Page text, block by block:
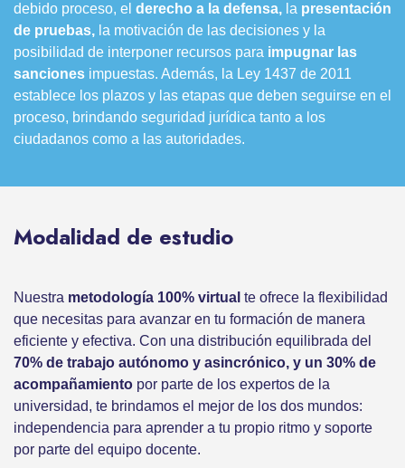
debido proceso, el derecho a la defensa, la presentación
de pruebas, la motivación de las decisiones y la
posibilidad de interponer recursos para impugnar las
sanciones impuestas. Además, la Ley 1437 de 2011
establece los plazos y las etapas que deben seguirse en el
proceso, brindando seguridad jurídica tanto a los
ciudadanos como a las autoridades.
Modalidad de estudio
Nuestra metodología 100% virtual te ofrece la flexibilidad
que necesitas para avanzar en tu formación de manera
eficiente y efectiva. Con una distribución equilibrada del
70% de trabajo autónomo y asincrónico, y un 30% de
acompañamiento por parte de los expertos de la
universidad, te brindamos el mejor de los dos mundos:
independencia para aprender a tu propio ritmo y soporte
por parte del equipo docente.